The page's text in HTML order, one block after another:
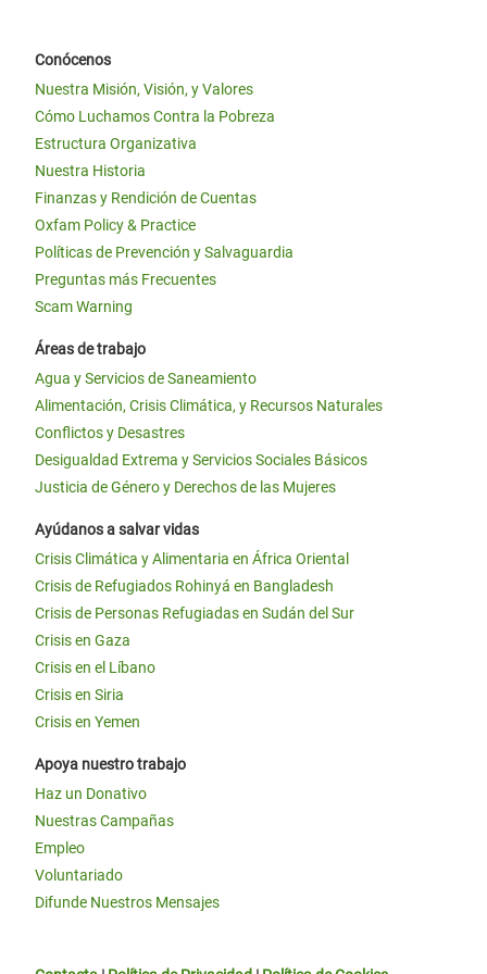
Conócenos
Nuestra Misión, Visión, y Valores
Cómo Luchamos Contra la Pobreza
Estructura Organizativa
Nuestra Historia
Finanzas y Rendición de Cuentas
Oxfam Policy & Practice
Políticas de Prevención y Salvaguardia
Preguntas más Frecuentes
Scam Warning
Áreas de trabajo
Agua y Servicios de Saneamiento
Alimentación, Crisis Climática, y Recursos Naturales
Conflictos y Desastres
Desigualdad Extrema y Servicios Sociales Básicos
Justicia de Género y Derechos de las Mujeres
Ayúdanos a salvar vidas
Crisis Climática y Alimentaria en África Oriental
Crisis de Refugiados Rohinyá en Bangladesh
Crisis de Personas Refugiadas en Sudán del Sur
Crisis en Gaza
Crisis en el Líbano
Crisis en Siria
Crisis en Yemen
Apoya nuestro trabajo
Haz un Donativo
Nuestras Campañas
Empleo
Voluntariado
Difunde Nuestros Mensajes